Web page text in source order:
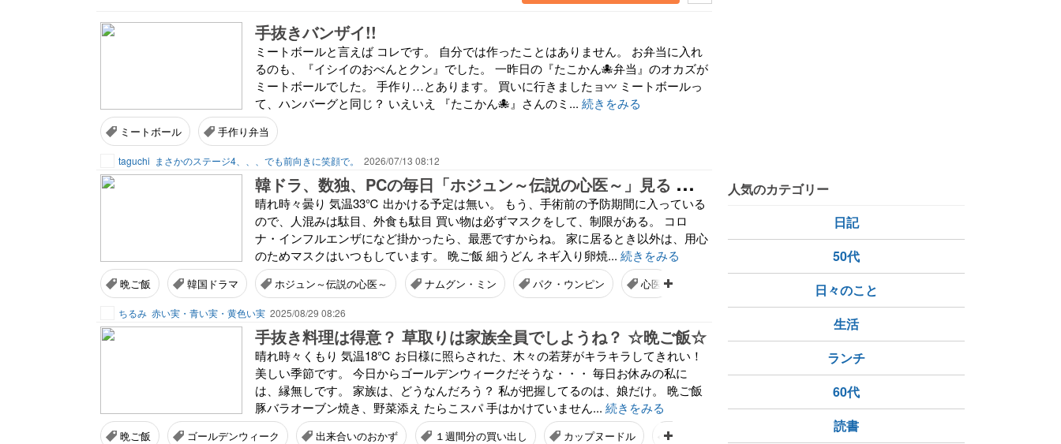
手抜きバンザイ!!
ミートボールと言えば コレです。 自分では作ったことはありません。 お弁当に入れ
るのも、『イシイのおべんとクン』でした。 一昨日の『たこかん🐙弁当』のオカズが
ミートボールでした。 手作り…とあります。 買いに行きましたョ〰️ ミートボールっ
て、ハンバーグと同じ？ いえいえ 『たこかん🐙』さんのミ... 続きをみる
ミートボール 手作り弁当
taguchi まさかのステージ4、、、でも前向きに笑顔で。 2026/07/13 08:12
韓
ドラ、数独、PCの毎日「ホジュン～伝説の心医～」見る ☆晩ご飯☆
晴れ時々曇り 気温33℃ 出かける予定は無い。 もう、手術前の予防期間に入っている
ので、人混みは駄目、外食も駄目 買い物は必ずマスクをして、制限がある。 コロ
ナ・インフルエンザになど掛かったら、最悪ですからね。 家に居るとき以外は、用心
のためマスクはいつもしています。 晩ご飯 細うどん ネギ入り卵焼... 続きをみる
晩ご飯 韓国ドラマ ホジュン～伝説の心医～ ナムグン・ミン パク・ウンピン 心医 １週間分の買い出し
ちるみ 赤い実・青い実・黄色い実 2025/08/29 08:26
手抜き料理は得意？ 草取りは家族全員でしようね？ ☆晩ご飯☆
晴れ時々くもり 気温18℃ お日様に照らされた、木々の若芽がキラキラしてきれい！
美しい季節です。 今日からゴールデンウィークだそうな・・・ 毎日お休みの私に
は、縁無しです。 家族は、どうなんだろう？ 私が把握してるのは、娘だけ。 晩ご飯
豚バラオーブン焼き、野菜添え たらこスパ 手はかけていません... 続きをみる
晩ご飯 ゴールデンウィーク 出来合いのおかず １週間分の買い出し カップヌードル お米 私が壊れるよ
人気のカテゴリー
日記
50代
日々のこと
生活
ランチ
60代
読書